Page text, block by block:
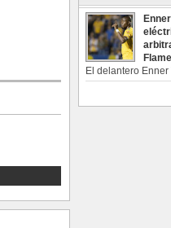
El delantero Enner